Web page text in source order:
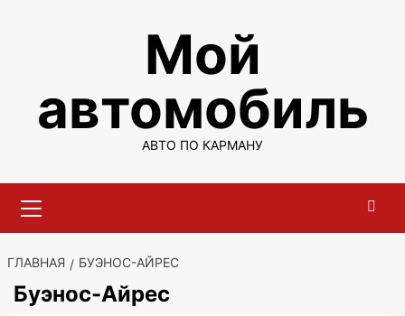
Мой
автомобиль
АВТО ПО КАРМАНУ
меню
ГЛАВНАЯ БУЭНОС-АЙРЕС
Буэнос-Айрес